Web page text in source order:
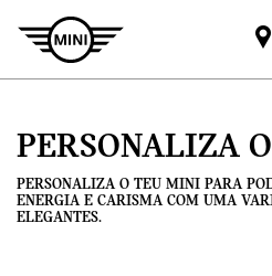
PERSONALIZA
PERSONALIZA O TEU MINI PARA
ENERGIA E CARISMA COM UMA
ELEGANTES.